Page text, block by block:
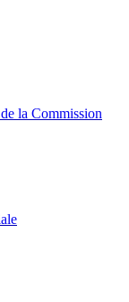
la Commission